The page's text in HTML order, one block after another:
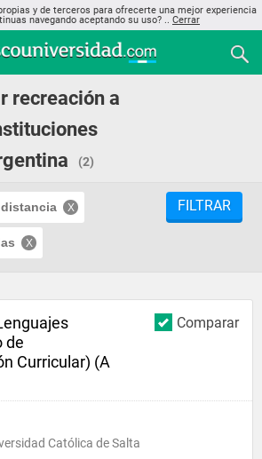
y de terceros para ofrecerte una mejor experiencia
navegando aceptando su uso? .. Cerrar
recreación a
(2)
distancia FILTRAR
Comparar
de
Curricular) (A
Católica de Salta